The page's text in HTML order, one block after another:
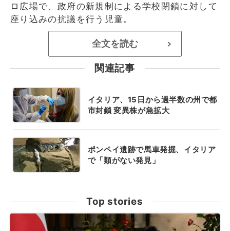
ロ広場で、政府の新規制による学校閉鎖に対して
座り込みの抗議を行う児童。
全文を読む >
関連記事
イタリア、15日から過半数の州で都
市封鎖 変異株が急拡大
ポンペイ遺跡で馬車発掘、イタリア
で「類がない発見」
Top stories